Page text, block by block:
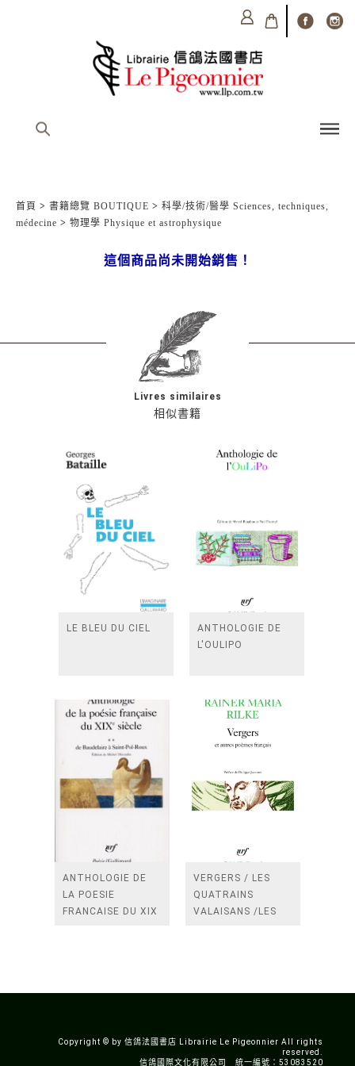
首頁 > 書籍總覽 BOUTIQUE > 科學/技術/醫學 Sciences, techniques,
médecine > 物理學 Physique et astrophysique
這個商品尚未開始銷售！
相似書籍
Livres similaires
LE BLEU DU CIEL
ANTHOLOGIE DE
L'OULIPO
ANTHOLOGIE DE
LA POESIE
FRANCAISE DU XIX
VERGERS / LES
QUATRAINS
VALAISANS /LES
Copyright © by 信鴿法國書店 Librairie Le Pigeonnier All rights
reserved.
信鴿國際文化有限公司 統一編號：53083520